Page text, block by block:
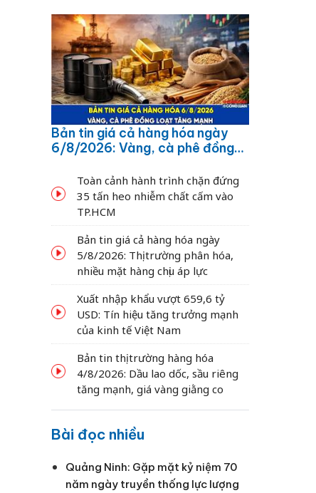
Bản tin giá cả hàng hóa ngày
6/8/2026: Vàng, cà phê đồng
Toàn cảnh hành trình chặn đứng
35 tấn heo nhiễm chất cấm vào
TP.HCM
Bản tin giá cả hàng hóa ngày
5/8/2026: Thị trường phân hóa,
nhiều mặt hàng chịu áp lực
Xuất nhập khẩu vượt 659,6 tỷ
USD: Tín hiệu tăng trưởng mạnh
của kinh tế Việt Nam
Bản tin thị trường hàng hóa
4/8/2026: Dầu lao dốc, sầu riêng
tăng mạnh, giá vàng giằng co
Bài đọc nhiều
Quảng Ninh: Gặp mặt kỷ niệm 70
năm ngày truyền thống lực lượng